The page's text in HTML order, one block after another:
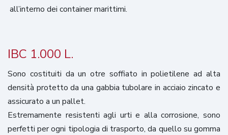
all’interno dei container marittimi.
IBC 1.000 L.
Sono costituiti da un otre soffiato in polietilene ad alta
densità protetto da una gabbia tubolare in acciaio zincato e
assicurato a un pallet.
Estremamente resistenti agli urti e alla corrosione, sono
perfetti per ogni tipologia di trasporto, da quello su gomma